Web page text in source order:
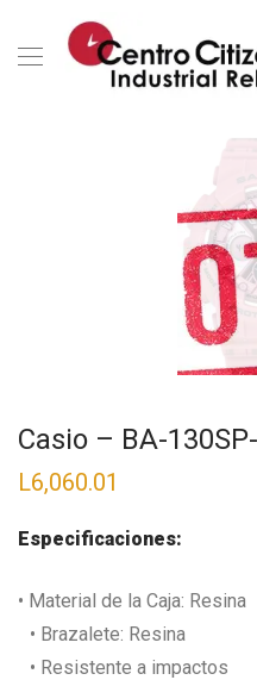
Casio – BA-
L6,060.01
Especificaciones:
• Material de la Caja: Resina
• Brazalete: Resina
• Resistente a impactos